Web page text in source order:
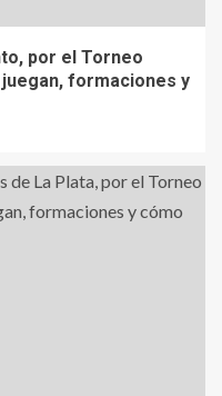
por el Torneo
juegan, formaciones y